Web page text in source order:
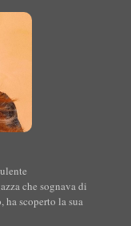
che sognava di
ha scoperto la sua